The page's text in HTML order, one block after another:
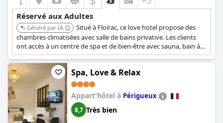
Réservé aux Adultes
Généré par IA
Situé à Floirac, ce love hotel propose des
chambres climatisées avec salle de bains privative. Les clients
ont accès à un centre de spa et de bien-être avec sauna, bain à
remous et terrasse, offrant une expérience relaxante et intime.
Spa, Love & Relax
Appart'hôtel à Périgueux
8,7 Très bien